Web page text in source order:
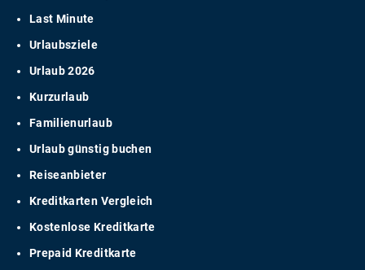
Last Minute
Urlaubsziele
Urlaub 2026
Kurzurlaub
Familienurlaub
Urlaub günstig buchen
Reiseanbieter
Kreditkarten Vergleich
Kostenlose Kreditkarte
Prepaid Kreditkarte